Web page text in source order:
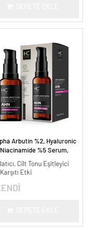
Arbutin %2, Hyaluronic
%5 Serum,
Cilt Tonu Eşitleyici
Etki